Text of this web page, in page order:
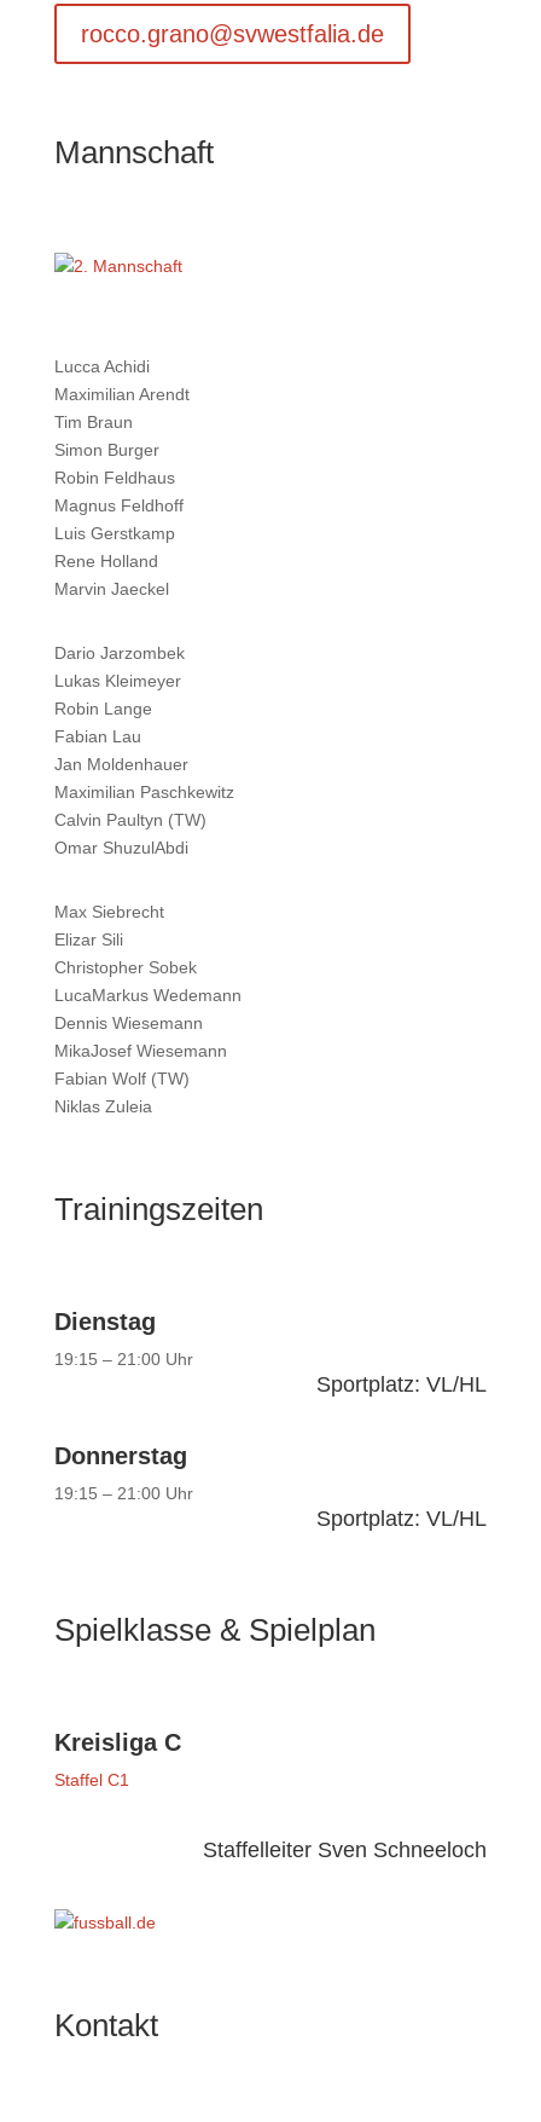
rocco.grano@svwestfalia.de
Mannschaft
Lucca Achidi
Maximilian Arendt
Tim Braun
Simon Burger
Robin Feldhaus
Magnus Feldhoff
Luis Gerstkamp
Rene Holland
Marvin Jaeckel
Dario Jarzombek
Lukas Kleimeyer
Robin Lange
Fabian Lau
Jan Moldenhauer
Maximilian Paschkewitz
Calvin Paultyn (TW)
Omar ShuzulAbdi
Max Siebrecht
Elizar Sili
Christopher Sobek
LucaMarkus Wedemann
Dennis Wiesemann
MikaJosef Wiesemann
Fabian Wolf (TW)
Niklas Zuleia
Trainingszeiten
Dienstag
19:15 – 21:00 Uhr
Sportplatz: VL/HL
Donnerstag
19:15 – 21:00 Uhr
Sportplatz: VL/HL
Spielklasse & Spielplan
Kreisliga C
Staffel C1
Staffelleiter Sven Schneeloch
Kontakt